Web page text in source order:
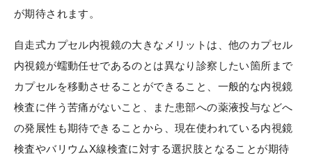
が期待されます。
自走式カプセル内視鏡の大きなメリットは、他のカプセル
内視鏡が蠕動任せであるのとは異なり診察したい箇所まで
カプセルを移動させることができること、一般的な内視鏡
検査に伴う苦痛がないこと、また患部への薬液投与などへ
の発展性も期待できることから、現在使われている内視鏡
検査やバリウムX線検査に対する選択肢となることが期待